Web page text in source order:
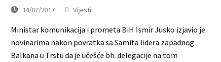
14/07/2017 Vijesti
Ministar komunikacija i prometa BiH Ismir Jusko izjavio je
novinarima nakon povratka sa Samita lidera zapadnog
Balkana u Trstu da je učešće bh. delegacije na tom